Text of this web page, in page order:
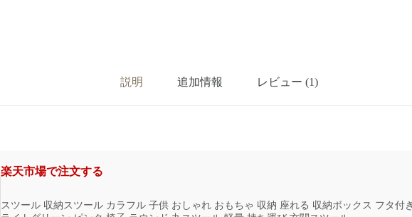
説明 追加情報 レビュー (1)
楽天市場で注文する
スツール 収納スツール カラフル 子供 おしゃれ おもちゃ 収納 座れる 収納ボックス フタ付